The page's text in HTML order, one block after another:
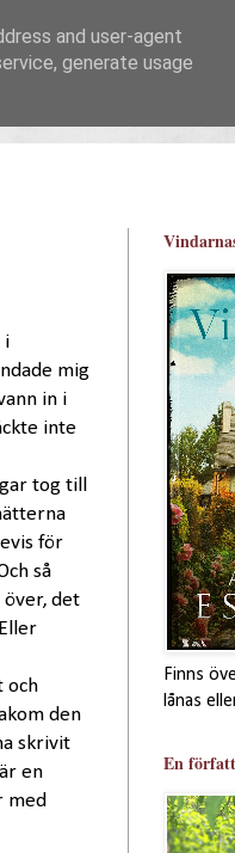
i
mig
in i
inte
tog till
för
så
det
och
den
skrivit
en
med
Finns
lånas
En
and user-agent
generate usage